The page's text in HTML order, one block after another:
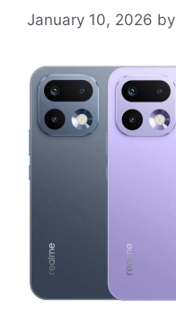
January 10, 2026 by